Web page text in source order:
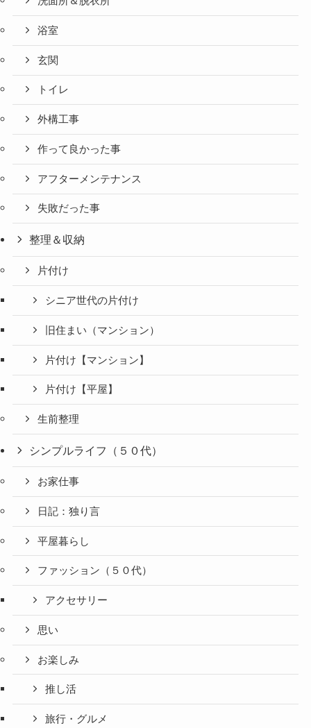
浴室
玄関
トイレ
外構工事
作って良かった事
アフターメンテナンス
失敗だった事
整理＆収納
片付け
シニア世代の片付け
旧住まい（マンション）
片付け【マンション】
片付け【平屋】
生前整理
シンプルライフ（５０代）
お家仕事
日記：独り言
平屋暮らし
ファッション（５０代）
アクセサリー
思い
お楽しみ
推し活
旅行・グルメ